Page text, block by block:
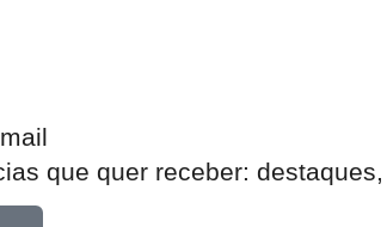
que quer receber: